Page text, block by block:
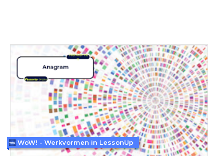
WoW! - Werkvormen in LessonUp